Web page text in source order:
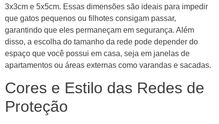
3x3cm e 5x5cm. Essas dimensões são ideais para impedir
que gatos pequenos ou filhotes consigam passar,
garantindo que eles permaneçam em segurança. Além
disso, a escolha do tamanho da rede pode depender do
espaço que você possui em casa, seja em janelas de
apartamentos ou áreas externas como varandas e sacadas.
Cores e Estilo das Redes de
Proteção